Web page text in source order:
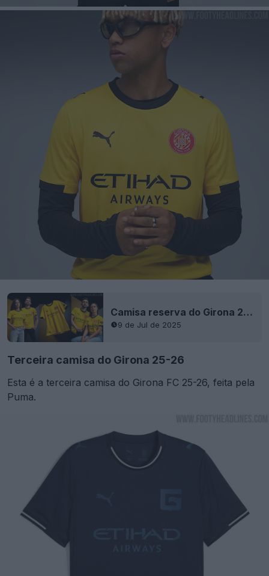
Camisa reserva do Girona 25-26 lançada
9 de Jul de 2025
Terceira camisa do Girona 25-26
Esta é a terceira camisa do Girona FC 25-26, feita pela
Puma.